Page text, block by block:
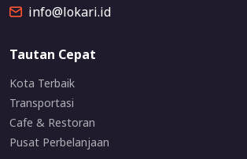
info@lokari.id
Tautan Cepat
Kota Terbaik
Transportasi
Cafe & Restoran
Pusat Perbelanjaan